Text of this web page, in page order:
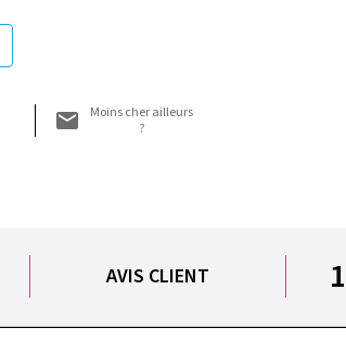
Moins cher ailleurs
?
AVIS CLIENT